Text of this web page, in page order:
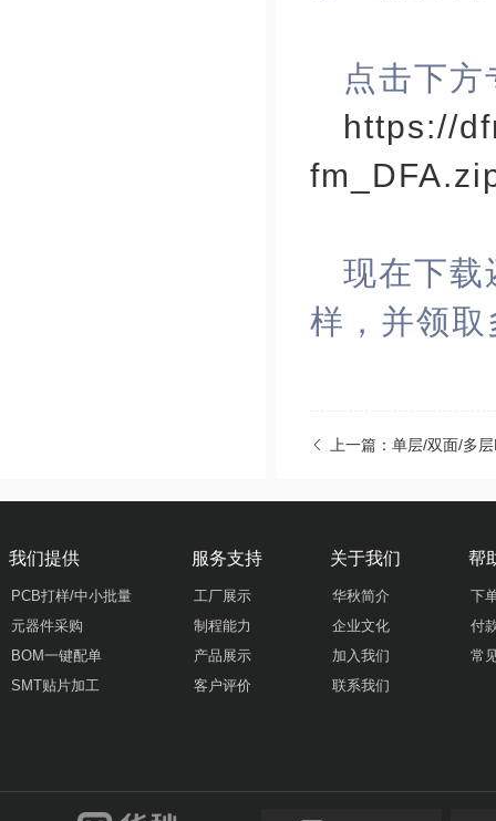
点击下
https://
现在下载
样，并领取
上一篇：单层/双面/多
我们提供
PCB打样/中小批量
元器件采购
BOM一键配单
SMT贴片加工
服务支持
工厂展示
制程能力
产品展示
客户评价
关于我们
华秋简介
企业文化
加入我们
联系我们
帮
下
付
常